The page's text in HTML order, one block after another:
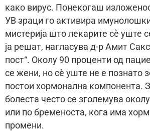
како вирус. Понекогаш
УВ зраци го активира
мистерија што лекарите сè уште
ја решат, нагласува д-р Амит
пост“. Околу 90 проценти од
се жени, но сè уште не е познато
постои хормонална компонента.
болеста често се зголемува
или по бременоста, кога има
промени.